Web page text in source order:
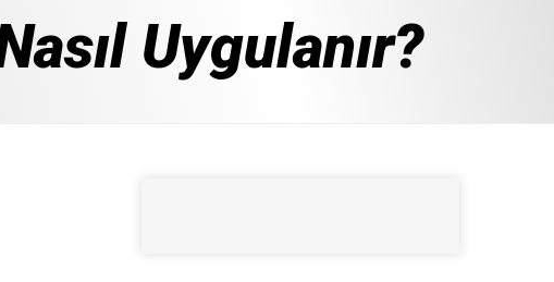
Uygulanır?